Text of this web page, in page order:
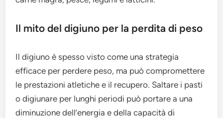
Il mito del digiuno per la perdita di peso
Il digiuno è spesso visto come una strategia
efficace per perdere peso, ma può compromettere
le prestazioni atletiche e il recupero. Saltare i pasti
o digiunare per lunghi periodi può portare a una
diminuzione dell’energia e della capacità di